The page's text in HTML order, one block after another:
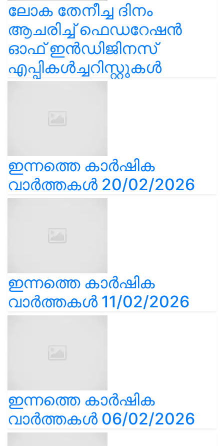
ലോക തേനീച്ച ദിനം
ആചരിച്ച് ഫെഡറേഷൻ
ഓഫ് ഇൻഡിജിനസ്
എപ്പികൾച്ചറിസ്റ്റുകൾ
ഇന്നത്തെ കാർഷിക
വാർത്തകൾ 20/02/2026
ഇന്നത്തെ കാർഷിക
വാർത്തകൾ 11/02/2026
ഇന്നത്തെ കാർഷിക
വാർത്തകൾ 06/02/2026